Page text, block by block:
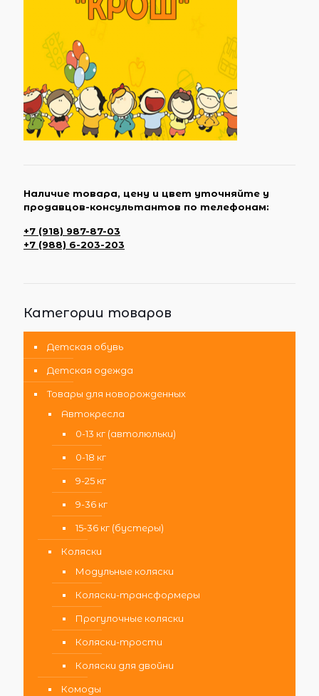
Наличие товара, цену и цвет уточняйте у
продавцов-консультантов по телефонам:
+7 (918) 987-87-03
+7 (988) 6-203-203
Категории товаров
Детская обувь
Детская одежда
Товары для новорожденных
Автокресла
0-13 кг (автолюльки)
0-18 кг
9-25 кг
9-36 кг
15-36 кг (бустеры)
Коляски
Модульные коляски
Коляски-трансформеры
Прогулочные коляски
Коляски-трости
Коляски для двойни
Комоды